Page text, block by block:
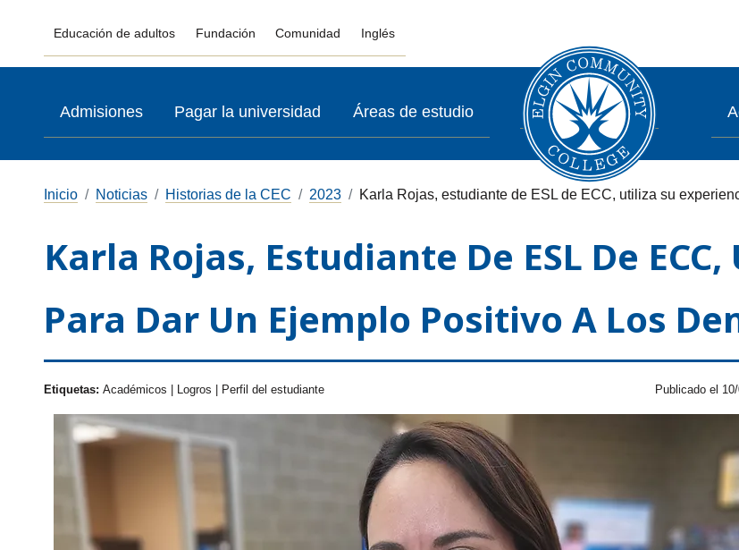
Educación de adultos Fundación Comunidad Inglés
Admisiones Pagar la universidad Áreas de estudio
Inicio Noticias Historias de la CEC 2023 Karla Rojas, estudiante de ESL de ECC, utiliza su
Karla Rojas, Estudiante De ESL De
Para Dar Un Ejemplo Positivo A Los
Etiquetas: Académicos | Logros | Perfil del estudiante Publicado el